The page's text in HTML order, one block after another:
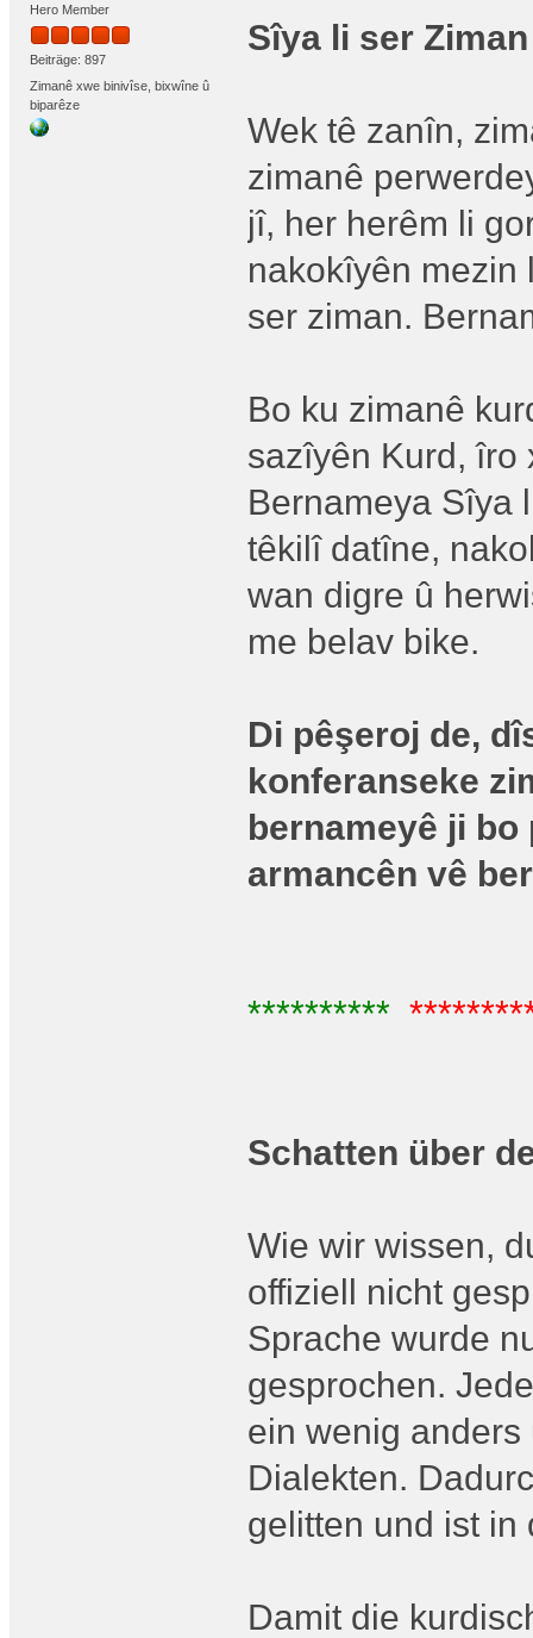
Hero Member
Beiträge: 897
Zimanê xwe binivîse, bixwîne û
biparêze
Sîya li ser Ziman
Wek tê zanîn,
zimanê
jî, her herêm li
nakokîyên mezin
ser ziman.
Bo ku zimanê
sazîyên Kurd, îro
Bernameya Sîya
têkilî datîne,
wan digre û
me belav bike.
Di pêşeroj de,
konferanseke
bernameyê ji
armancên vê
**********
Schatten über
Wie wir wissen,
offiziell nicht
Sprache wurde
gesprochen.
ein wenig
Dialekten.
gelitten und ist in
Damit die